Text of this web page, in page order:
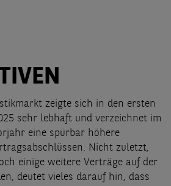
zeigte sich in den ersten
sehr lebhaft und verzeichnet im
eine spürbar höhere
Nicht zuletzt,
einige weitere Verträge auf der
deutet vieles darauf hin, dass